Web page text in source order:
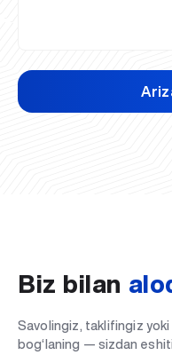
Biz bilan
Savolingiz, taklifingiz
bog‘laning — sizdan